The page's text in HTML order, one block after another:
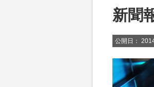
新聞
公開日：